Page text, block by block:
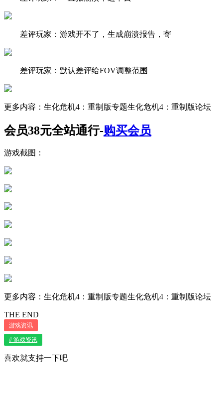
差评玩家：游戏开不了，生成崩溃报告，寄
差评玩家：默认差评给FOV调整范围
更多内容：生化危机4：重制版专题生化危机4：重制版论坛
会员38元全站通行-购买会员
游戏截图：
更多内容：生化危机4：重制版专题生化危机4：重制版论坛
THE END
游戏资讯
# 游戏资讯
喜欢就支持一下吧